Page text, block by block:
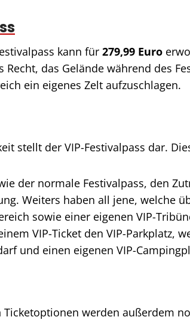
kann für 279,99 Euro
Recht, das Gelände während des
ein eigenes Zelt aufzuschlagen.
stellt der VIP-Festivalpass dar.
der normale Festivalpass, den
Weiters haben all jene, welche
sowie einer eigenen VIP-
VIP-Ticket den VIP-Parkplatz,
und einen eigenen VIP-
werden außerdem